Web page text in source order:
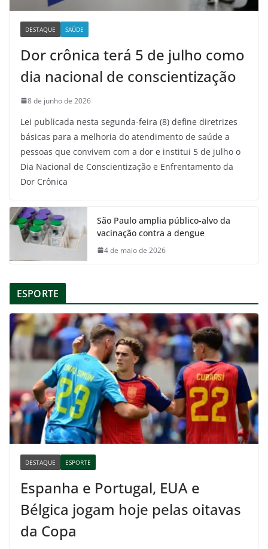
DESTAQUE SAÚDE
Dor crônica terá 5 de julho como
dia nacional de conscientização
8 de junho de 2026
Lei publicada nesta segunda-feira (8) define diretrizes
básicas para a melhoria do atendimento de saúde a
pessoas que convivem com a dor e institui 5 de julho o
Dia Nacional de Conscientização e Enfrentamento da
Dor Crônica
São Paulo amplia público-alvo da
vacinação contra a dengue
4 de maio de 2026
ESPORTE
DESTAQUE ESPORTE
Espanha e Portugal, EUA e
Bélgica jogam hoje pelas oitavas
da Copa